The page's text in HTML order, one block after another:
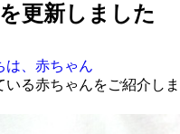
更新しました
は、赤ちゃん
る赤ちゃんをご紹介しま